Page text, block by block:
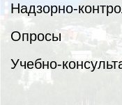
Надзорно-
Опросы
Учебно-